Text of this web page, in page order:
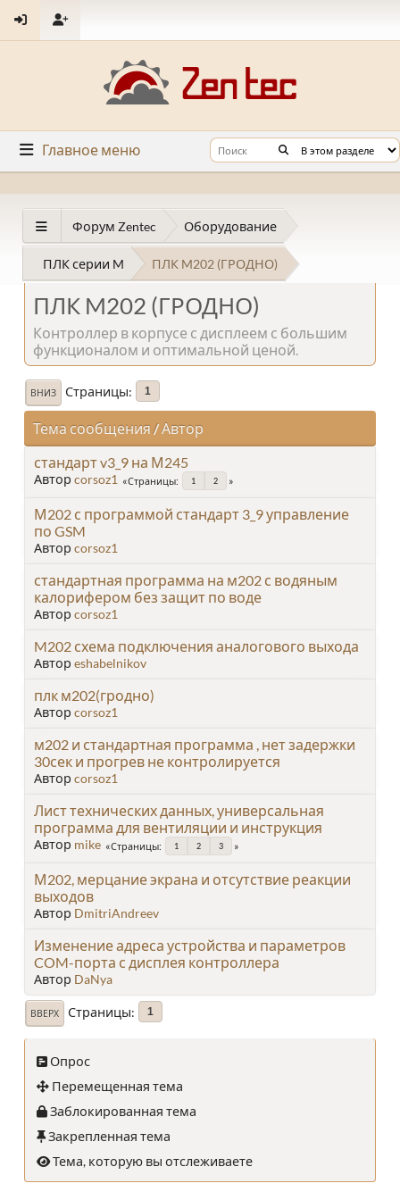
Главное меню
Форум Zentec Оборудование
ПЛК серии M ПЛК M202 (ГРОДНО)
ПЛК M202 (ГРОДНО)
Контроллер в корпусе с дисплеем с большим
функционалом и оптимальной ценой.
ВНИЗ Страницы 1
Тема сообщения / Автор
стандарт v3_9 на М245
Автор corsoz1 Страницы 1 2
М202 с программой стандарт 3_9 управление
по GSM
Автор corsoz1
стандартная программа на м202 с водяным
калорифером без защит по воде
Автор corsoz1
M202 схема подключения аналогового выхода
Автор eshabelnikov
плк м202(гродно)
Автор corsoz1
м202 и стандартная программа , нет задержки
30сек и прогрев не контролируется
Автор corsoz1
Лист технических данных, универсальная
программа для вентиляции и инструкция
Автор mike Страницы 1 2 3
М202, мерцание экрана и отсутствие реакции
выходов
Автор DmitriAndreev
Изменение адреса устройства и параметров
COM-порта с дисплея контроллера
Автор DaNya
ВВЕРХ Страницы 1
Опрос
Перемещенная тема
Заблокированная тема
Закрепленная тема
Тема, которую вы отслеживаете